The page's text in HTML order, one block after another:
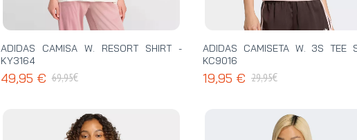
ADIDAS CAMISA W. RESORT SHIRT -
KY3164
49,95 € 69,95€
ADIDAS CAMISETA W. 3S TEE
KC9016
19,95 € 29,95€